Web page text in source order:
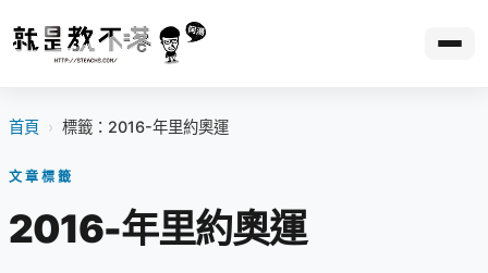
首頁 › 標籤：2016-年里約奧運
文章標籤
2016-年里約奧運